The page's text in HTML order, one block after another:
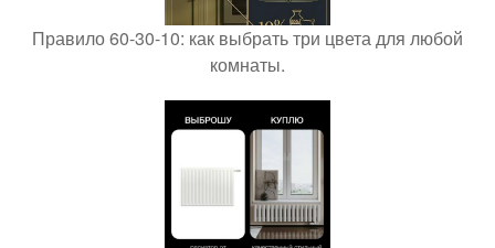
Правило 60-30-10: как выбрать три цвета для любой
комнаты.